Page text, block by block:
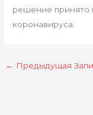
решение принято
коронавируса.
← Предыдущая